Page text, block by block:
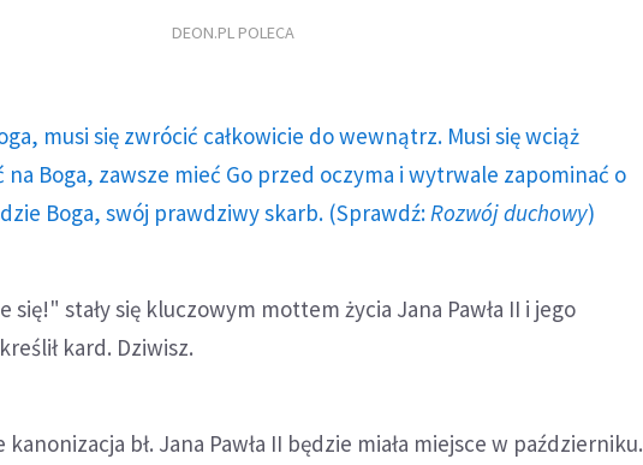
DEON.PL POLECA
musi się zwrócić całkowicie do wewnątrz. Musi się wciąż
Boga, zawsze mieć Go przed oczyma i wytrwale zapominać o
Boga, swój prawdziwy skarb. (Sprawdź: Rozwój duchowy)
się!" stały się kluczowym mottem życia Jana Pawła II i jego
kard. Dziwisz.
bł. Jana Pawła II będzie miała miejsce w październiku.